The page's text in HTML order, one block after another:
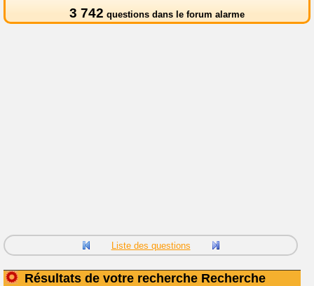
3 742 questions dans le forum alarme
Liste des questions
Résultats de votre recherche Recherche